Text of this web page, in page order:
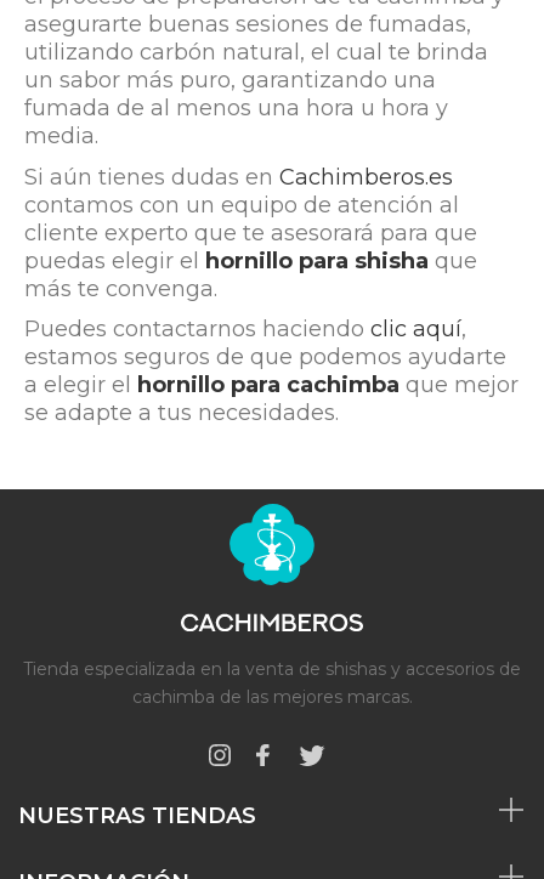
asegurarte buenas sesiones de fumadas,
utilizando carbón natural, el cual te brinda
un sabor más puro, garantizando una
fumada de al menos una hora u hora y
media.
Si aún tienes dudas en Cachimberos.es
contamos con un equipo de atención al
cliente experto que te asesorará para que
puedas elegir el
hornillo para shisha que
más te convenga.
Puedes contactarnos haciendo clic aquí,
estamos seguros de que podemos ayudarte
a elegir el
hornillo para cachimba que mejor
se adapte a tus necesidades.
Tienda especializada en la venta de shishas y accesorios de
cachimba de las mejores marcas.
NUESTRAS TIENDAS